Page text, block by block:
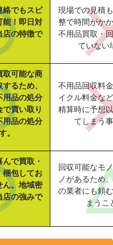
絡でもスピ
能！即日対
店の特徴で
現場での見積
整で時間がか
不用品買取・
ていない
取可能な商
るため、
用品の処分
買い取り
用品の処分
。
不用品回収料
イクル料金な
精算時に予想
てしまう
で買取・
梱包してお
ん。地域密
店の強みで
回収可能なモ
ノがあるため
の業者にも頼
まうこ